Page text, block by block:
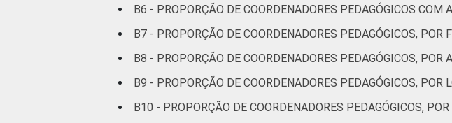
B6 - PROPORÇÃO DE COORDENADORES PEDAGÓGICOS
B7 - PROPORÇÃO DE COORDENADORES PEDAGÓGICOS, POR
B8 - PROPORÇÃO DE COORDENADORES PEDAGÓGICOS,
B9 - PROPORÇÃO DE COORDENADORES PEDAGÓGICOS, POR
B10 - PROPORÇÃO DE COORDENADORES PEDAGÓGICOS,